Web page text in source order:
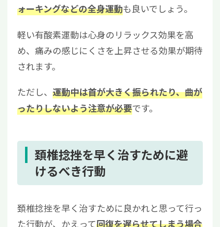
ォーキングなどの全身運動も良いでしょう。
軽い有酸素運動は心身のリラックス効果を高
め、痛みの感じにくさを上昇させる効果が期待
されます。
ただし、 運動中は首が大きく振られたり、曲が
ったりしないよう注意が必要です。
頚椎捻挫を早く治すために避
けるべき行動
頚椎捻挫を早く治すために良かれと思って行っ
た行動が、かえって回復を遅らせてしまう場合